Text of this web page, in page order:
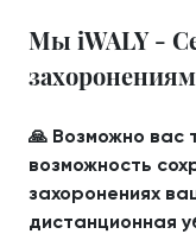
Мы iWALY -
🙏 Возможно вас
возможность
захоронениях
дистанционная